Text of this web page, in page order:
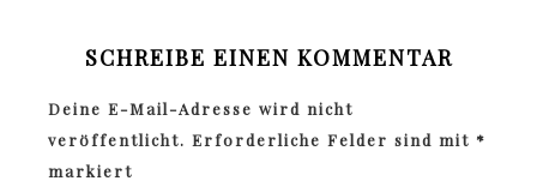
SCHREIBE EINEN KOMMENTAR
Deine E-Mail-Adresse wird nicht
veröffentlicht. Erforderliche Felder sind mit *
markiert